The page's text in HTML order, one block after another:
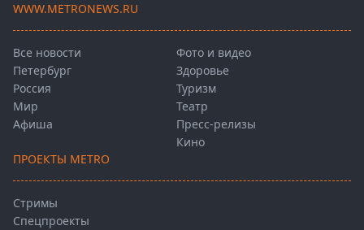
WWW.METRONEWS.RU
Все новости
Петербург
Россия
Мир
Афиша
Фото и видео
Здоровье
Туризм
Театр
Пресс-релизы
Кино
ПРОЕКТЫ METRO
Стримы
Спецпроекты